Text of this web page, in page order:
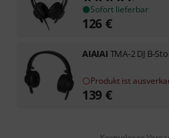
Sofort lieferbar
126 €
AIAIAI TMA-2 DJ B-
Produkt ist
139 €